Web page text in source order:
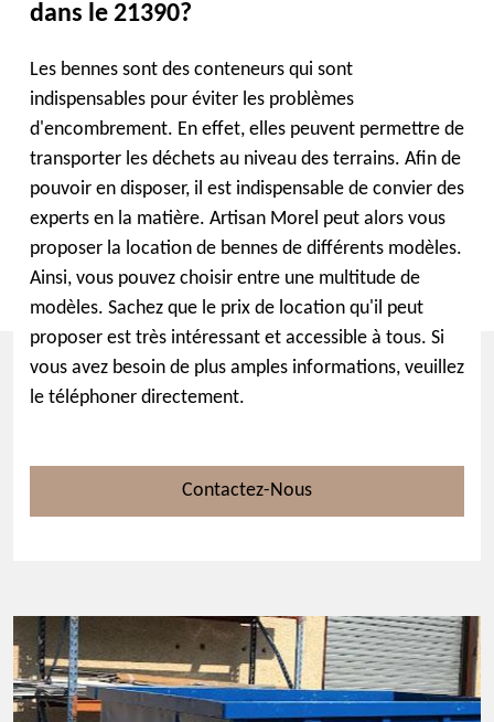
dans le 21390?
Les bennes sont des conteneurs qui sont
indispensables pour éviter les problèmes
d'encombrement. En effet, elles peuvent permettre de
transporter les déchets au niveau des terrains. Afin de
pouvoir en disposer, il est indispensable de convier des
experts en la matière. Artisan Morel peut alors vous
proposer la location de bennes de différents modèles.
Ainsi, vous pouvez choisir entre une multitude de
modèles. Sachez que le prix de location qu'il peut
proposer est très intéressant et accessible à tous. Si
vous avez besoin de plus amples informations, veuillez
le téléphoner directement.
Contactez-Nous